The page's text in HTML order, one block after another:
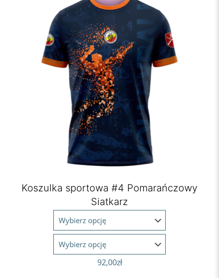
Koszulka sportowa #4 Pomarańczowy
Siatkarz
92,00zł